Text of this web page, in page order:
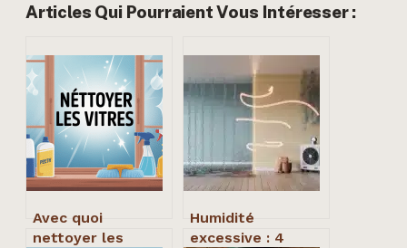
Articles Qui Pourraient Vous Intéresser :
Avec quoi
nettoyer les
Humidité
excessive : 4